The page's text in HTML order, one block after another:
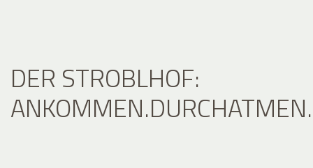
DER STROBLHOF: